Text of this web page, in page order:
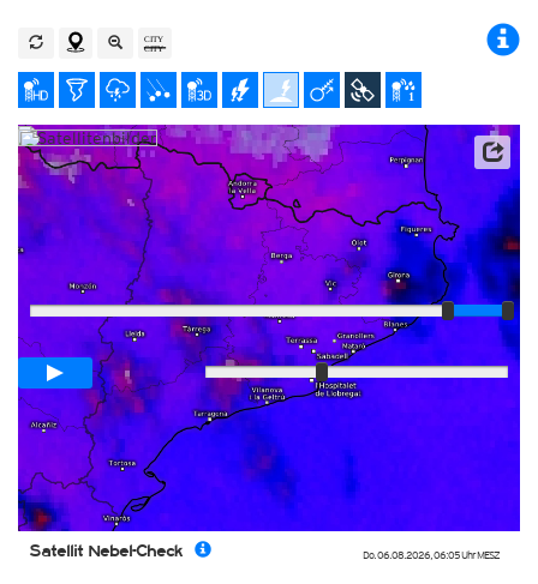
Do. 06.08.2026, 06:05 UhrMESZ
Satellit Nebel-Check
Satellitendaten: EUMETSAT
Player
Animationsspanne01:00h
Langsam